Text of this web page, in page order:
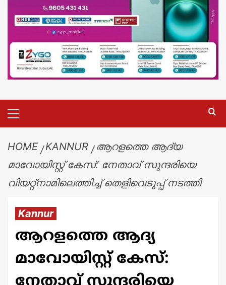
HOME KANNUR
ആറളത്തെ ആദ്യ
മാവോയിസ്റ്റ് കേസ്: നേതാവ് സുന്ദരിയെ
വിയറ്റ്‌നാമിലെത്തിച്ച് തെളിവെടുപ്പ് നടത്തി
Kannur
ആറളത്തെ ആദ്യ
മാവോയിസ്റ്റ് കേസ്: